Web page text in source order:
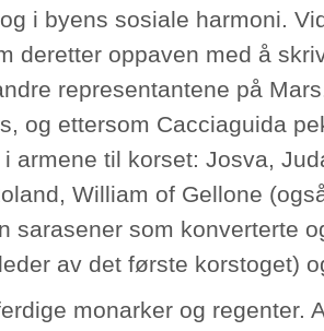
i byens sosiale harmoni.
deretter oppaven med å
representantene på
og ettersom Cacciaguida
armene til korset: Josva,
William of Gellone
sarasener som konverterte
av det første korstoget)
monarker og regenter.